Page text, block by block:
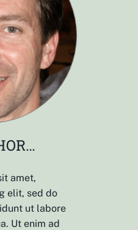
amet,
elit, sed do
ut labore
Ut enim ad